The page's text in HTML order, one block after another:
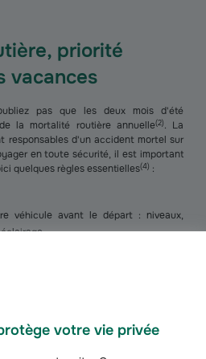
votre vie privée
priorité
vacances
pas que les deux mois d'été
la mortalité routière annuelle(2). La
responsables d'un accident mortel sur
en toute sécurité, il est important
quelques règles essentielles(4) :
véhicule avant le départ : niveaux,
vous hydrater correctement. Préparez
tenir entre les pauses ainsi que des
la famille.